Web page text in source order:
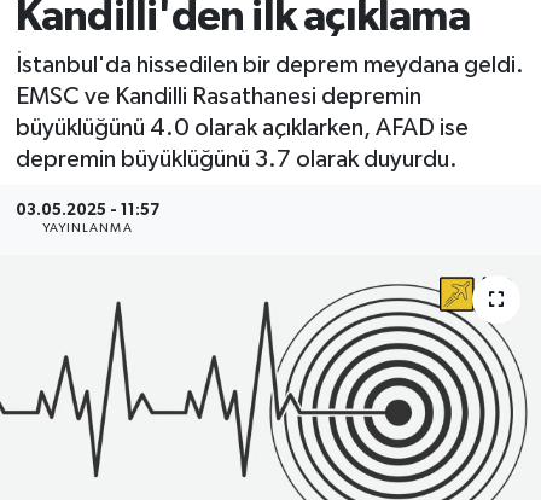
Kandilli'den ilk açıklama
İstanbul'da hissedilen bir deprem meydana geldi.
EMSC ve Kandilli Rasathanesi depremin
büyüklüğünü 4.0 olarak açıklarken, AFAD ise
depremin büyüklüğünü 3.7 olarak duyurdu.
03.05.2025 - 11:57
YAYINLANMA